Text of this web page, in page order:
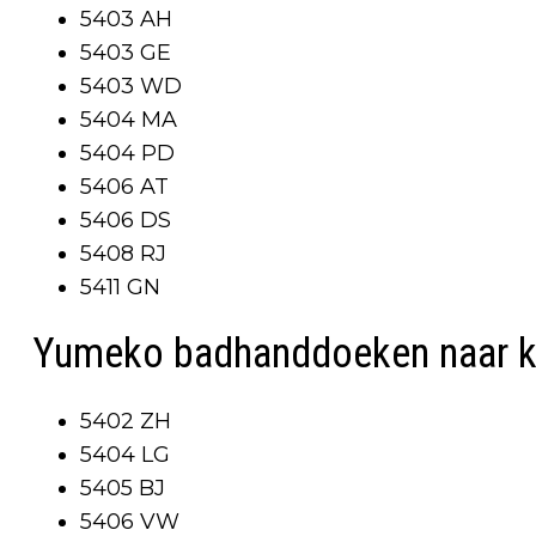
5403 AH
5403 GE
5403 WD
5404 MA
5404 PD
5406 AT
5406 DS
5408 RJ
5411 GN
Yumeko badhanddoeken naar
5402 ZH
5404 LG
5405 BJ
5406 VW